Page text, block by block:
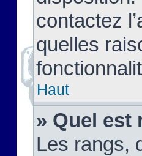
contactez
quelles
Haut
» Quel est
Les rangs,